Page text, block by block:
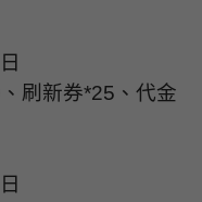
日
、刷新券*25 、代金
日